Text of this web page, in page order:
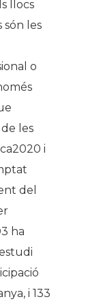
llocs
les
o
de les
i
del
ha
i 133